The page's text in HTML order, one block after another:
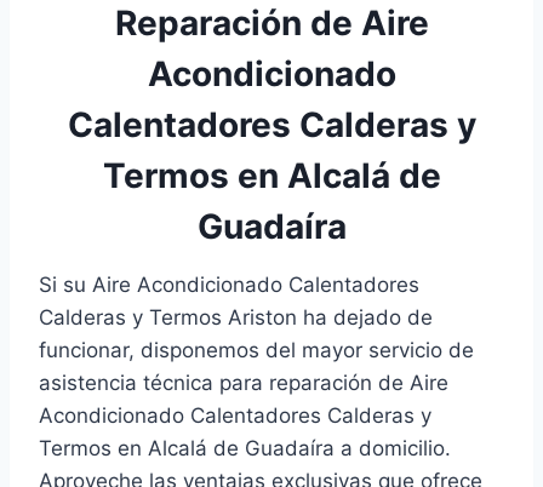
Reparación de Aire
Acondicionado
Calentadores Calderas y
Termos en Alcalá de
Guadaíra
Si su Aire Acondicionado Calentadores
Calderas y Termos Ariston ha dejado de
funcionar, disponemos del mayor servicio de
asistencia técnica para reparación de Aire
Acondicionado Calentadores Calderas y
Termos en Alcalá de Guadaíra a domicilio.
Aproveche las ventajas exclusivas que ofrece